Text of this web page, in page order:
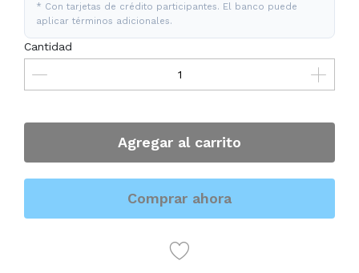
* Con tarjetas de crédito participantes. El banco puede
aplicar términos adicionales.
Cantidad
Agregar al carrito
Comprar ahora